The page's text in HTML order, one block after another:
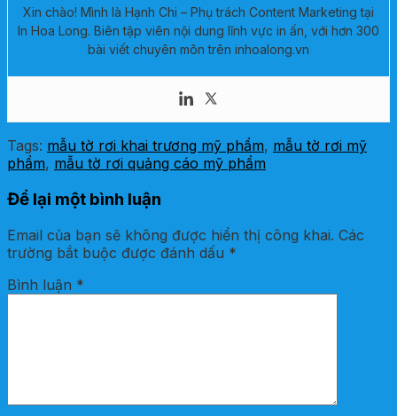
Xin chào! Mình là Hạnh Chi – Phụ trách Content Marketing tại
In Hoa Long. Biên tập viên nội dung lĩnh vực in ấn, với hơn 300
bài viết chuyên môn trên inhoalong.vn
Tags: mẫu tờ rơi khai trương mỹ phẩm, mẫu tờ rơi mỹ
phẩm, mẫu tờ rơi quảng cáo mỹ phẩm
Để lại một bình luận
Email của bạn sẽ không được hiển thị công khai. Các
trường bắt buộc được đánh dấu *
Bình luận *